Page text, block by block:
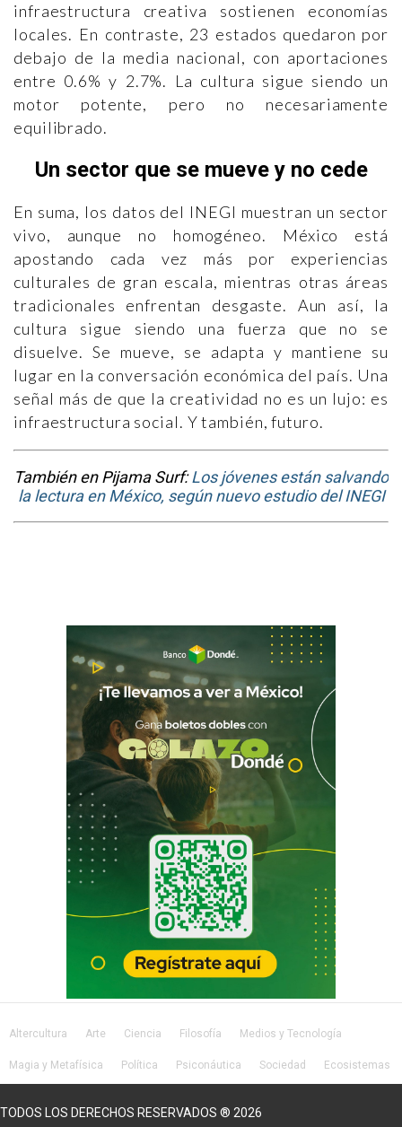
infraestructura creativa sostienen economías
locales. En contraste, 23 estados quedaron por
debajo de la media nacional, con aportaciones
entre 0.6% y 2.7%. La cultura sigue siendo un
motor potente, pero no necesariamente
equilibrado.
Un sector que se mueve y no cede
En suma, los datos del INEGI muestran un sector
vivo, aunque no homogéneo. México está
apostando cada vez más por experiencias
culturales de gran escala, mientras otras áreas
tradicionales enfrentan desgaste. Aun así, la
cultura sigue siendo una fuerza que no se
disuelve. Se mueve, se adapta y mantiene su
lugar en la conversación económica del país. Una
señal más de que la creatividad no es un lujo: es
infraestructura social. Y también, futuro.
También en Pijama Surf:Los jóvenes están salvando
la lectura en México, según nuevo estudio del INEGI
Altercultura Arte Ciencia Filosofía Medios y Tecnología
Magia y Metafísica Política Psiconáutica Sociedad Ecosistemas
TODOS LOS DERECHOS RESERVADOS ® 2026